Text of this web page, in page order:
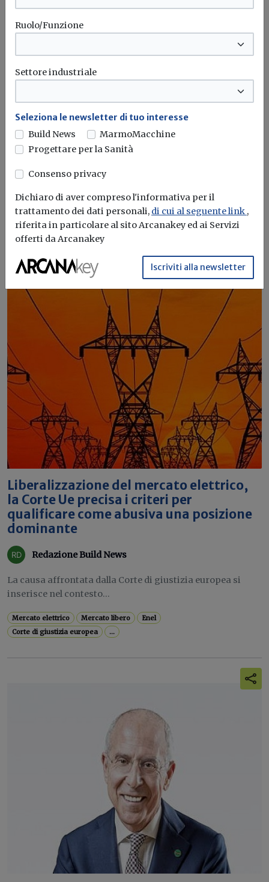
Le Torri di Zingonia rinascono grazie al
Superbonus
bergamasca, diventata suo malgrado...
Superbonus Riqualificazione Enel Casa&Clima
Liberalizzazione del mercato elettrico,
la Corte Ue precisa i criteri per
qualificare come abusiva una posizione
dominante
Redazione Build News
La causa affrontata dalla Corte di giustizia europea si
inserisce nel contesto...
Mercato elettrico Mercato libero
Enel
Corte di giustizia europea
...
Ruolo/Funzione
Settore industriale
Seleziona le newsletter di tuo interesse
Build News
MarmoMacchine
Progettare per la Sanità
Consenso privacy
Dichiaro di aver compreso l'informativa per il
trattamento dei dati personali, di cui al seguente link ,
riferita in particolare al sito Arcanakey ed ai Servizi
offerti da Arcanakey
Iscriviti alla newsletter